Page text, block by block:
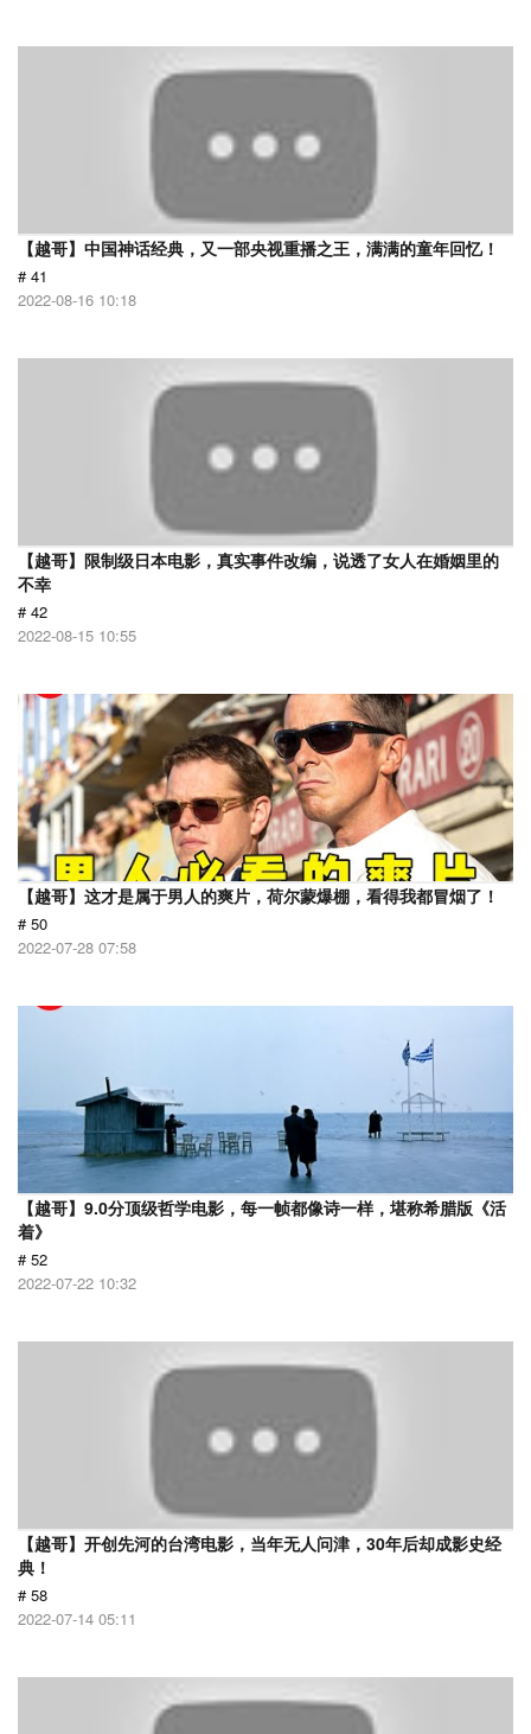
【越哥】中国神话经典，又一部央视重播之王，满满的童年回忆！
# 41
2022-08-16 10:18
【越哥】限制级日本电影，真实事件改编，说透了女人在婚姻里的
不幸
# 42
2022-08-15 10:55
【越哥】这才是属于男人的爽片，荷尔蒙爆棚，看得我都冒烟了！
# 50
2022-07-28 07:58
【越哥】9.0分顶级哲学电影，每一帧都像诗一样，堪称希腊版《活
着》
# 52
2022-07-22 10:32
【越哥】开创先河的台湾电影，当年无人问津，30年后却成影史经
典！
# 58
2022-07-14 05:11